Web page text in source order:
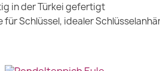
in der Türkei gefertigt
Schlüssel, idealer